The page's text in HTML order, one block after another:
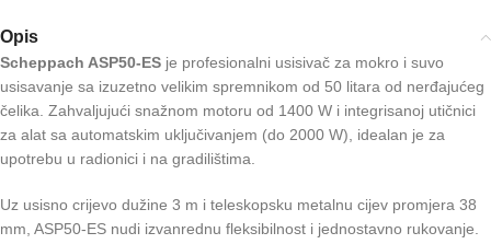
Opis
Scheppach ASP50-ES je profesionalni usisivač za mokro i suvo
usisavanje sa izuzetno velikim spremnikom od 50 litara od nerđajućeg
čelika. Zahvaljujući snažnom motoru od 1400 W i integrisanoj utičnici
za alat sa automatskim uključivanjem (do 2000 W), idealan je za
upotrebu u radionici i na gradilištima.
Uz usisno crijevo dužine 3 m i teleskopsku metalnu cijev promjera 38
mm, ASP50-ES nudi izvanrednu fleksibilnost i jednostavno rukovanje.